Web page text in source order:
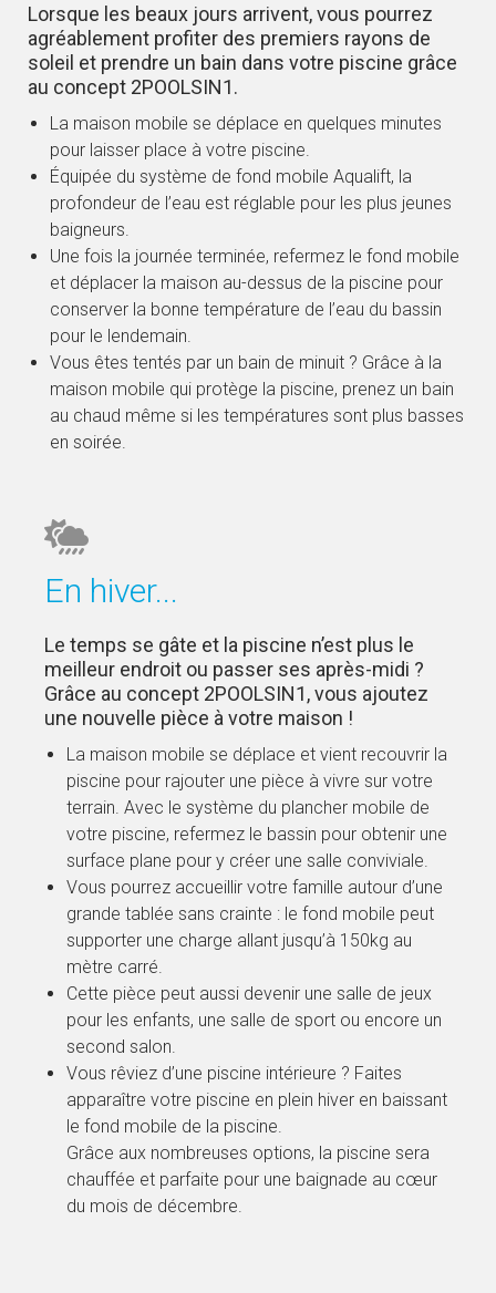
Lorsque les beaux jours arrivent, vous pourrez
agréablement profiter des premiers rayons de
soleil et prendre un bain dans votre piscine grâce
au concept 2POOLSIN1.
La maison mobile se déplace en quelques minutes
pour laisser place à votre piscine.
Équipée du système de fond mobile Aqualift, la
profondeur de l’eau est réglable pour les plus jeunes
baigneurs.
Une fois la journée terminée, refermez le fond mobile
et déplacer la maison au-dessus de la piscine pour
conserver la bonne température de l’eau du bassin
pour le lendemain.
Vous êtes tentés par un bain de minuit ? Grâce à la
maison mobile qui protège la piscine, prenez un bain
au chaud même si les températures sont plus basses
en soirée.
En hiver...
Le temps se gâte et la piscine n’est plus le
meilleur endroit ou passer ses après-midi ?
Grâce au concept 2POOLSIN1, vous ajoutez
une nouvelle pièce à votre maison !
La maison mobile se déplace et vient recouvrir la
piscine pour rajouter une pièce à vivre sur votre
terrain. Avec le système du plancher mobile de
votre piscine, refermez le bassin pour obtenir une
surface plane pour y créer une salle conviviale.
Vous pourrez accueillir votre famille autour d’une
grande tablée sans crainte : le fond mobile peut
supporter une charge allant jusqu’à 150kg au
mètre carré.
Cette pièce peut aussi devenir une salle de jeux
pour les enfants, une salle de sport ou encore un
second salon.
Vous rêviez d’une piscine intérieure ? Faites
apparaître votre piscine en plein hiver en baissant
le fond mobile de la piscine.
Grâce aux nombreuses options, la piscine sera
chauffée et parfaite pour une baignade au cœur
du mois de décembre.